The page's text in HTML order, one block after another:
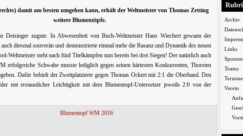
damit am besten umgehen kann, erhält der Weltmeister von Thomas Zetting
weitere Blumentöpfe.
Deisinger zugute. In Abwesenheit von Buch-Weltmeister Hans Wiechert gewann der
diesmal souverän und demonstrierte einmal mehr die Rasanz und Dynamik des neuen
Weltmeister steht nach fünf Titelkämpfen nun bereits bei drei Siegen! Der natürlich auch
erfolgreiche Schwabe musste lediglich gegen seinen härtesten Konkurrenten, Thorsten
Dafür behielt der Zweitplatzierte gegen Thomas Ockert mit 2:1 die Oberhand. Den
mit erstaunlicher Leichtigkeit mit dem Blumentopf-Untersetzer jeweils 2:0 von der
Archiv
Links
Teams
Termine
Verein